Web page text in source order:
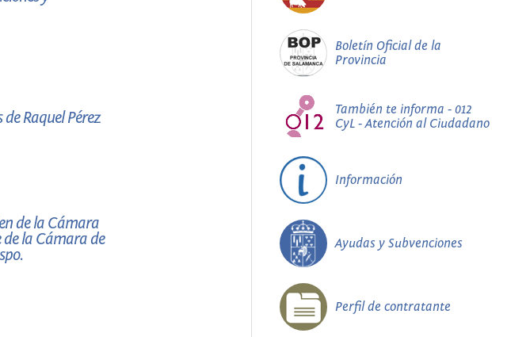
Raquel Pérez
de la Cámara
de la Cámara de
Boletín Oficial de la
Provincia
También te informa - 012
CyL - Atención al Ciudadano
Información
Ayudas y Subvenciones
Perfil de contratante